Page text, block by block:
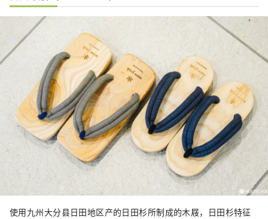
使用九州大分县日田地区产的日田杉所制成的木屐，日田杉特征